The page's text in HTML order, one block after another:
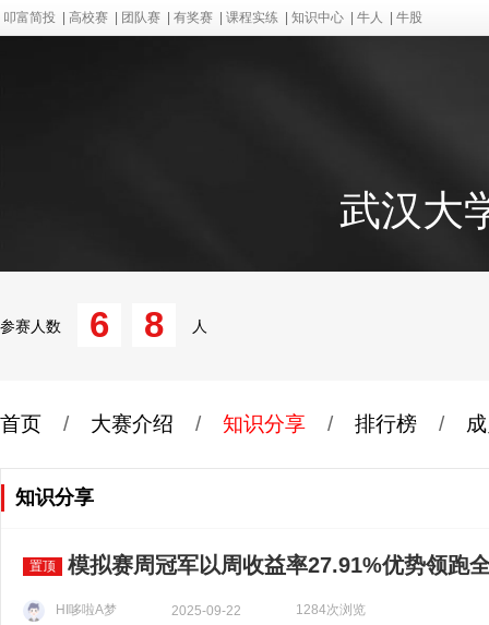
叩富简投 高校赛 团队赛 有奖赛 课程实练 知识中心 牛人 牛股
武汉大
参赛人数 6 8 人
首页 / 大赛介绍 / 知识分享 / 排行榜 /
知识分享
置顶 模拟赛周冠军以周收益率27.91%优势领跑
HI哆啦A梦 2025-09-22 1284次浏览